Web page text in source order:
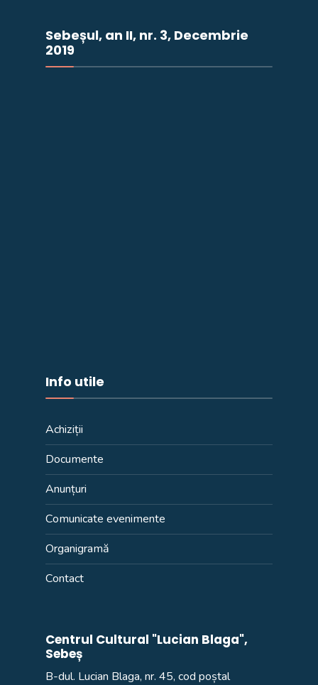
Sebeșul, an II, nr. 3, Decembrie
2019
Info utile
Achiziții
Documente
Anunțuri
Comunicate evenimente
Organigramă
Contact
Centrul Cultural "Lucian Blaga",
Sebeș
B-dul. Lucian Blaga, nr. 45, cod poștal